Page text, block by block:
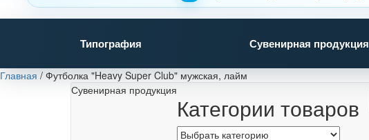
Типография Сувенирная продукция
Главная / Футболка "Heavy Super Club" мужская, лайм
Сувенирная продукция
Категории товаров